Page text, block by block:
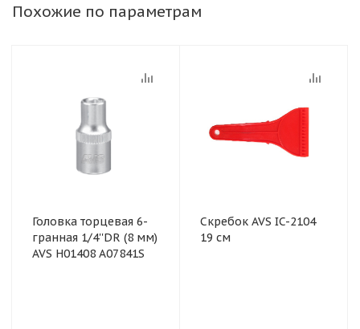
Похожие по параметрам
Головка торцевая 6-
гранная 1/4''DR (8 мм)
AVS H01408 A07841S
Скребок AVS IC-2104
19 см